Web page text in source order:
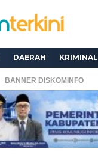
DAERAH KRIMINAL
BANNER DISKOMINFO